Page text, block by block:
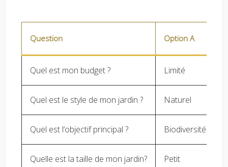
Question Option A
Quel est mon budget ? Limité
Quel est le style de mon jardin ? Naturel
Quel est l’objectif principal ? Biodiversité
Quelle est la taille de mon jardin? Petit